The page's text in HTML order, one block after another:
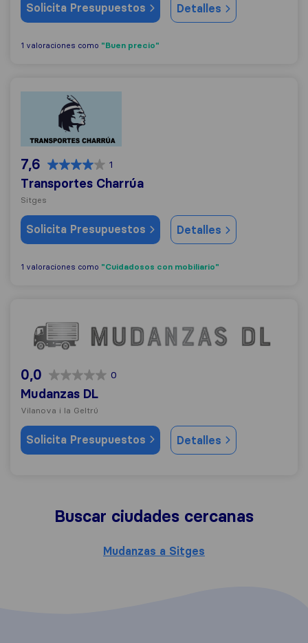
Solicita Presupuestos Detalles
1 valoraciones como "Buen precio"
Transportes Charrúa
7,6 1
Transportes Charrúa
Sitges
Solicita Presupuestos Detalles
1 valoraciones como "Cuidadosos con mobiliario"
Mudanzas DL
0,0 0
Mudanzas DL
Vilanova i la Geltrú
Solicita Presupuestos Detalles
Buscar ciudades cercanas
Mudanzas a Sitges